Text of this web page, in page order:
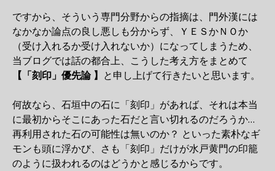
ですから、そういう専門分野からの指摘は、門外漢には
なかなか論点の良し悪しも分からず、ＹＥＳかＮＯか
（受け入れるか受け入れないか）になってしまうため、
当ブログでは話の都合上、こうした考え方をまとめて
【「刻印」優先論 】 と申し上げて行きたいと思います。
何故なら、石垣中の石に「刻印」があれば、それは本当
に最初からそこにあった石だと言い切れるのだろうか…
再利用された石の可能性は無いのか？ といった素朴なギ
モンも頭に浮かび、さも「刻印」だけが水戸黄門の印籠
のように扱われるのはどうかと感じるからです。